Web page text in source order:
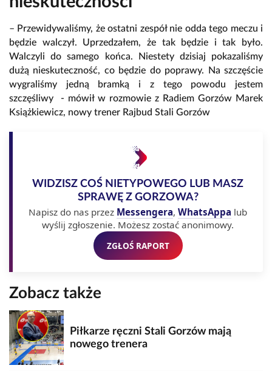
– Przewidywaliśmy, że ostatni zespół nie odda tego meczu i
będzie walczył. Uprzedzałem, że tak będzie i tak było.
Walczyli do samego końca. Niestety dzisiaj pokazaliśmy
dużą nieskuteczność, co będzie do poprawy. Na szczęście
wygraliśmy jedną bramką i z tego powodu jestem
szczęśliwy - mówił w rozmowie z Radiem Gorzów Marek
Książkiewicz, nowy trener Rajbud Stali Gorzów
WIDZISZ COŚ NIETYPOWEGO LUB MASZ
SPRAWĘ Z GORZOWA?
Napisz do nas przez Messengera, WhatsAppa lub
wyślij zgłoszenie. Możesz zostać anonimowy.
ZGŁOŚ RAPORT
Zobacz także
Piłkarze ręczni Stali Gorzów mają
nowego trenera